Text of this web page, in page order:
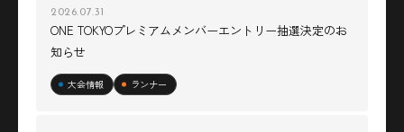
2026.07.31
ONE TOKYOプレミアムメンバーエントリー抽選決定のお
知らせ
大会情報 ランナー